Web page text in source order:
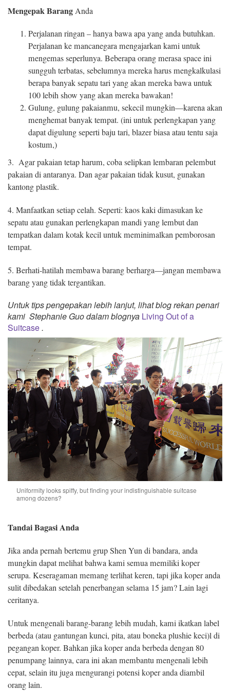
Mengepak BarangAnda
Perjalanan ringan – hanya bawa apa yang anda butuhkan.
Perjalanan ke mancanegara mengajarkan kami untuk
mengemas seperlunya. Beberapa orang merasa space ini
sungguh terbatas, sebelumnya mereka harus mengkalkulasi
berapa banyak sepatu tari yang akan mereka bawa untuk
100 lebih show yang akan mereka bawakan!
Gulung, gulung pakaianmu, sekecil mungkin—karena akan
menghemat banyak tempat. (ini untuk perlengkapan yang
dapat digulung seperti baju tari, blazer biasa atau tentu saja
kostum,)
3. Agar pakaian tetap harum, coba selipkan lembaran pelembut
pakaian di antaranya. Dan agar pakaian tidak kusut, gunakan
kantong plastik.
4. Manfaatkan setiap celah. Seperti: kaos kaki dimasukan ke
sepatu atau gunakan perlengkapan mandi yang lembut dan
tempatkan dalam kotak kecil untuk meminimalkan pemborosan
tempat.
5. Berhati-hatilah membawa barang berharga—jangan membawa
barang yang tidak tergantikan.
Untuk tips pengepakan lebih lanjut, lihat blog rekan penari
kami Stephanie Guo dalam blognya Living Out of a
Suitcase.
Uniformity looks spiffy, but finding your indistinguishable suitcase
among dozens?
Tandai Bagasi Anda
Jika anda pernah bertemu grup Shen Yun di bandara, anda
mungkin dapat melihat bahwa kami semua memiliki koper
serupa. Keseragaman memang terlihat keren, tapi jika koper anda
sulit dibedakan setelah penerbangan selama 15 jam? Lain lagi
ceritanya.
Untuk mengenali barang-barang lebih mudah, kami ikatkan label
berbeda (atau gantungan kunci, pita, atau boneka plushie keci)l di
pegangan koper. Bahkan jika koper anda berbeda dengan 80
penumpang lainnya, cara ini akan membantu mengenali lebih
cepat, selain itu juga mengurangi potensi koper anda diambil
orang lain.